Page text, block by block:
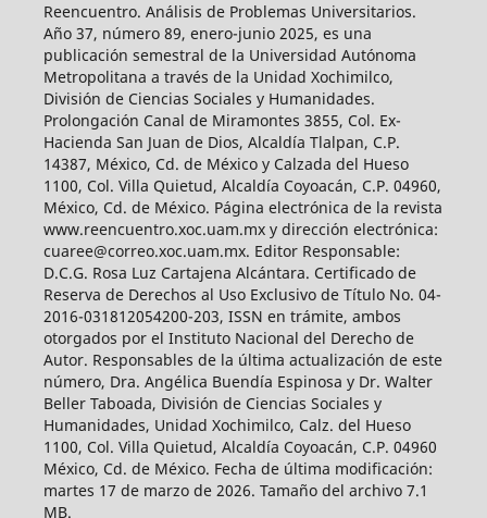
Reencuentro. Análisis de Problemas Universitarios.
Año 37, número 89, enero-junio 2025, es una
publicación semestral de la Universidad Autónoma
Metropolitana a través de la Unidad Xochimilco,
División de Ciencias Sociales y Humanidades.
Prolongación Canal de Miramontes 3855, Col. Ex-
Hacienda San Juan de Dios, Alcaldía Tlalpan, C.P.
14387, México, Cd. de México y Calzada del Hueso
1100, Col. Villa Quietud, Alcaldía Coyoacán, C.P. 04960,
México, Cd. de México. Página electrónica de la revista
www.reencuentro.xoc.uam.mx y dirección electrónica:
cuaree@correo.xoc.uam.mx. Editor Responsable:
D.C.G. Rosa Luz Cartajena Alcántara. Certificado de
Reserva de Derechos al Uso Exclusivo de Título No. 04-
2016-031812054200-203, ISSN en trámite, ambos
otorgados por el Instituto Nacional del Derecho de
Autor. Responsables de la última actualización de este
número, Dra. Angélica Buendía Espinosa y Dr. Walter
Beller Taboada, División de Ciencias Sociales y
Humanidades, Unidad Xochimilco, Calz. del Hueso
1100, Col. Villa Quietud, Alcaldía Coyoacán, C.P. 04960
México, Cd. de México. Fecha de última modificación:
martes 17 de marzo de 2026. Tamaño del archivo 7.1
MB.